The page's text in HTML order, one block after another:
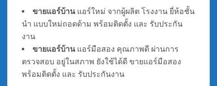
ขายแอร์บ้าน แอร์ใหม่ จากผู้ผลิต โรงงาน ยี่ห้อชั้น
นำ แบบใหม่ถอดด้าม พร้อมติดตั้ง และ รับประกัน
งาน
ขายแอร์บ้าน แอร์มือสอง คุณภาพดี ผ่านการ
ตรวจสอบ อยู่ในสภาพ ยังใช้ได้ดี ขายแอร์มือสอง
พร้อมติดตั้ง และ รับประกันงาน